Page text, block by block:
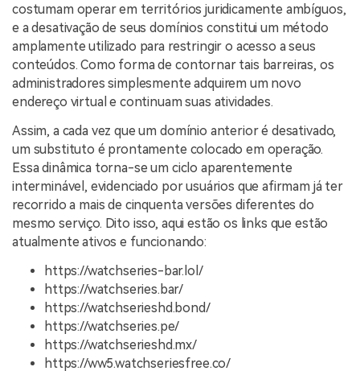
costumam operar em territórios juridicamente ambíguos,
e a desativação de seus domínios constitui um método
amplamente utilizado para restringir o acesso a seus
conteúdos. Como forma de contornar tais barreiras, os
administradores simplesmente adquirem um novo
endereço virtual e continuam suas atividades.
Assim, a cada vez que um domínio anterior é desativado,
um substituto é prontamente colocado em operação.
Essa dinâmica torna-se um ciclo aparentemente
interminável, evidenciado por usuários que afirmam já ter
recorrido a mais de cinquenta versões diferentes do
mesmo serviço. Dito isso, aqui estão os links que estão
atualmente ativos e funcionando:
https://watchseries-bar.lol/
https://watchseries.bar/
https://watchserieshd.bond/
https://watchseries.pe/
https://watchserieshd.mx/
https://ww5.watchseriesfree.co/